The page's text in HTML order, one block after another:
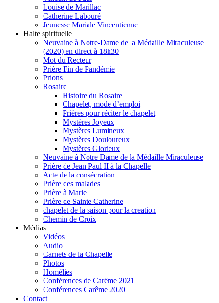
Louise de Marillac
Catherine Labouré
Jeunesse Mariale Vincentienne
Halte spirituelle
Neuvaine à Notre-Dame de la Médaille Miraculeuse
(2020) en direct à 18h30
Mot du Recteur
Prière Fin de Pandémie
Prions
Rosaire
Histoire du Rosaire
Chapelet, mode d’emploi
Prières pour réciter le chapelet
Mystères Joyeux
Mystères Lumineux
Mystères Douloureux
Mystères Glorieux
Neuvaine à Notre Dame de la Médaille Miraculeuse
Prière de Jean Paul II à la Chapelle
Acte de la consécration
Prière des malades
Prière à Marie
Prière de Sainte Catherine
chapelet de la saison pour la creation
Chemin de Croix
Médias
Vidéos
Audio
Carnets de la Chapelle
Photos
Homélies
Conférences de Carême 2021
Conférences Carême 2020
Contact